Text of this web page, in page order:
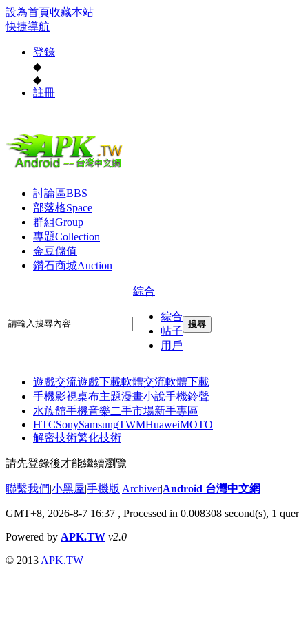
設為首頁收藏本站
快捷導航
登錄
◆
◆
註冊
討論區BBS
部落格Space
群組Group
專題Collection
金豆儲值
鑽石商城Auction
綜合
綜合
帖子
用戶
搜尋
遊戲交流遊戲下載軟體交流軟體下載
手機影視桌布主題漫畫小說手機鈴聲
水族館手機音樂二手市場新手專區
HTCSonySamsungTWMHuaweiMOTO
解密技術繁化技術
請先登錄後才能繼續瀏覽
聯繫我們|小黑屋|手機版|Archiver|Android 台灣中文網
GMT+8, 2026-8-7 16:37 , Processed in 0.008308 second(s), 1
Powered by APK.TW v2.0
© 2013 APK.TW